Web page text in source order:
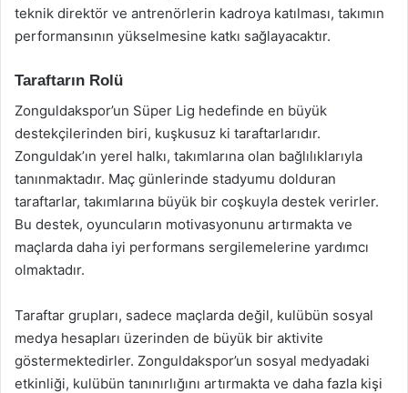
teknik direktör ve antrenörlerin kadroya katılması, takımın
performansının yükselmesine katkı sağlayacaktır.
Taraftarın Rolü
Zonguldakspor’un Süper Lig hedefinde en büyük
destekçilerinden biri, kuşkusuz ki taraftarlarıdır.
Zonguldak’ın yerel halkı, takımlarına olan bağlılıklarıyla
tanınmaktadır. Maç günlerinde stadyumu dolduran
taraftarlar, takımlarına büyük bir coşkuyla destek verirler.
Bu destek, oyuncuların motivasyonunu artırmakta ve
maçlarda daha iyi performans sergilemelerine yardımcı
olmaktadır.
Taraftar grupları, sadece maçlarda değil, kulübün sosyal
medya hesapları üzerinden de büyük bir aktivite
göstermektedirler. Zonguldakspor’un sosyal medyadaki
etkinliği, kulübün tanınırlığını artırmakta ve daha fazla kişi